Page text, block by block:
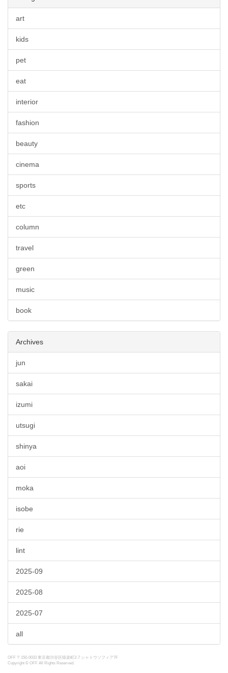
art
kids
pet
eat
interior
fashion
beauty
cinema
sports
etc
column
travel
green
music
book
Archives
jun
sakai
izumi
utsugi
shinya
aoi
moka
isobe
rie
lint
2025-09
2025-08
2025-07
all
OFF 〒150-0033 東京都渋谷区猿楽町2-7 シャトウソフィア7F
Copyright © OFF All Rights Reserved.